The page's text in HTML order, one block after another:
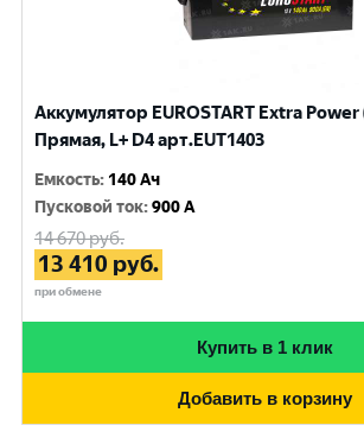
Аккумулятор EUROSTART Extra Power
Прямая, L+ D4 арт.EUT1403
Емкость: 140 Ач
Пусковой ток:900 A
14 670руб.
13 410 руб.
при обмене
Купить в 1 клик
Добавить в корзину